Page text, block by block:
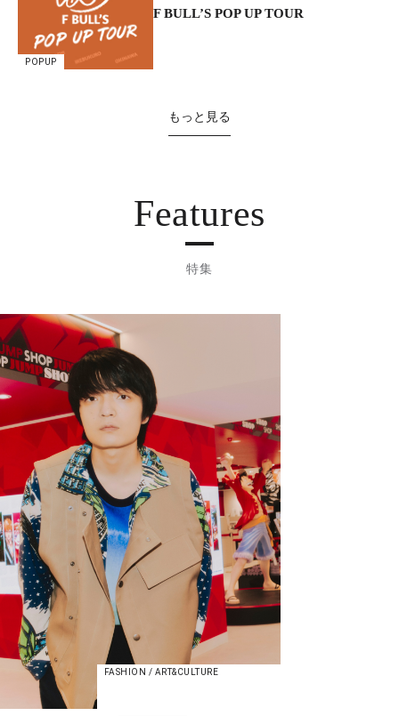
POPUP
F BULL’S POP UP TOUR
もっと見る
Features
特集
FASHION / ART&CULTURE